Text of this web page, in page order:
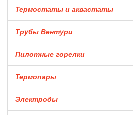
Термостаты и аквастаты
Трубы Вентури
Пилотные горелки
Термопары
Электроды